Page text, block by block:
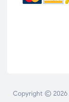
Copyright © 2026